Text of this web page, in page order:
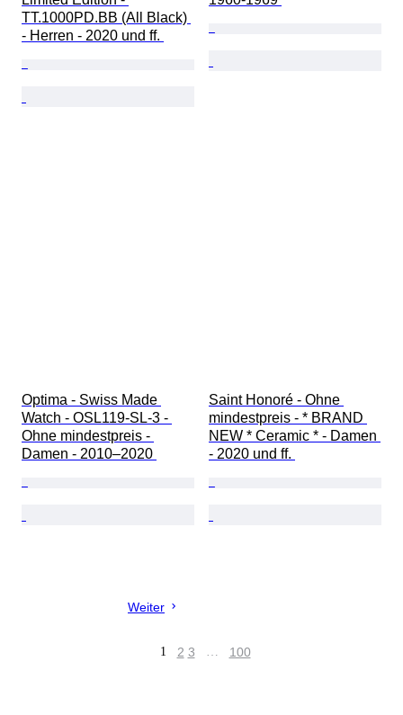
TT.1000PD.BB (All Black)
- Herren - 2020 und ff.
Optima - Swiss Made
Watch - OSL119-SL-3 -
Ohne mindestpreis -
Damen - 2010–2020
Saint Honoré - Ohne
mindestpreis - * BRAND
NEW * Ceramic * - Damen
- 2020 und ff.
Weiter
1 2 3 … 100